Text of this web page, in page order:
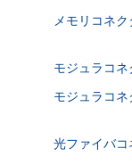
メモリコネ
モジュラコ
モジュラコ
光ファイバコ